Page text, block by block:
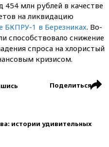
454 млн рублей в качестве
на ликвидацию
БКПРУ-1 в Березниках. Во-
способствовало снижение
спроса на хлористый
кризисом.
Поделиться
истории удивительных